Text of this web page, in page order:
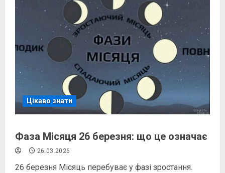
Цікаво знати
Фаза Місяця 26 березня: що це означає
26.03.2026
26 березня Місяць перебуває у фазі зростання.